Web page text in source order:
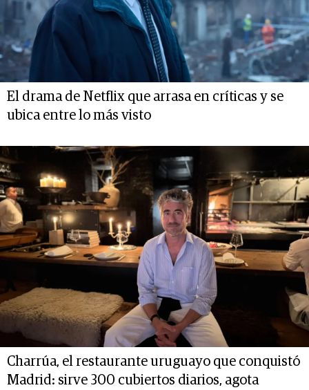
El drama de Netflix que arrasa en críticas y se
ubica entre lo más visto
Charrúa, el restaurante uruguayo que conquistó
Madrid: sirve 300 cubiertos diarios, agota